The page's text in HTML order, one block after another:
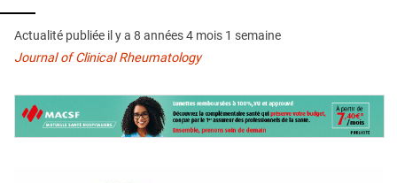
CONTACT
Actualité publiée il y a 8 années 4 mois 1 semaine
Journal of Clinical Rheumatology